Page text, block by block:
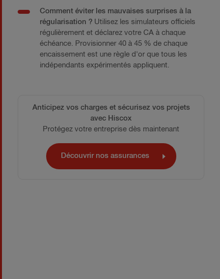
Comment éviter les mauvaises surprises à la
régularisation ? Utilisez les simulateurs officiels
régulièrement et déclarez votre CA à chaque
échéance. Provisionner 40 à 45 % de chaque
encaissement est une règle d'or que tous les
indépendants expérimentés appliquent.
Anticipez vos charges et sécurisez vos projets
avec Hiscox
Protégez votre entreprise dès maintenant
Découvrir nos assurances